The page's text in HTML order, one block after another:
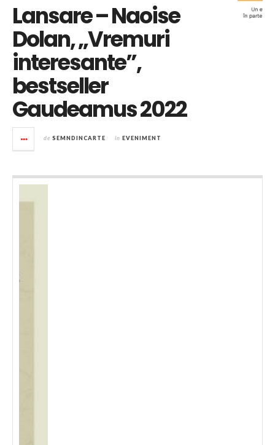
Lansare – Naoise
Dolan, „Vremuri
interesante”,
bestseller
Gaudeamus 2022
de SEMNDINCARTE în EVENIMENT